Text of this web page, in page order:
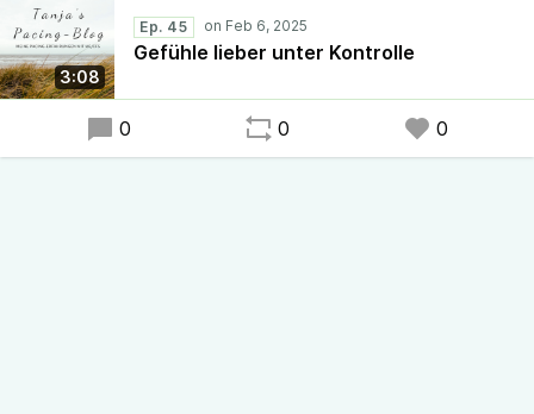
3:08
Ep. 45
Gefühle lieber unter Kontrolle
0 0 0